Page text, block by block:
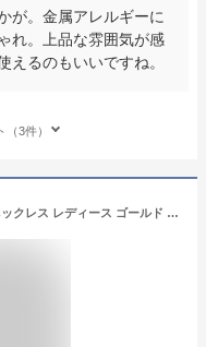
が。金属アレルギーに
れ。上品な雰囲気が感
えるのもいいですね。
3件）
【祝★楽天1位】 豪華1.25カラット ネックレス レディース ゴールド 14金 K14 ペンダント 一粒 人気 ブランド 誕生日プレゼント 結婚記念日 女性 妻 嫁 彼女 母 50代 40代 30代 ギフト 金属アレルギー シンプル 【翌日配送】